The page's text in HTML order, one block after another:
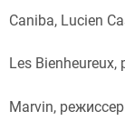
Caniba, Lucien
Les
Marvin,